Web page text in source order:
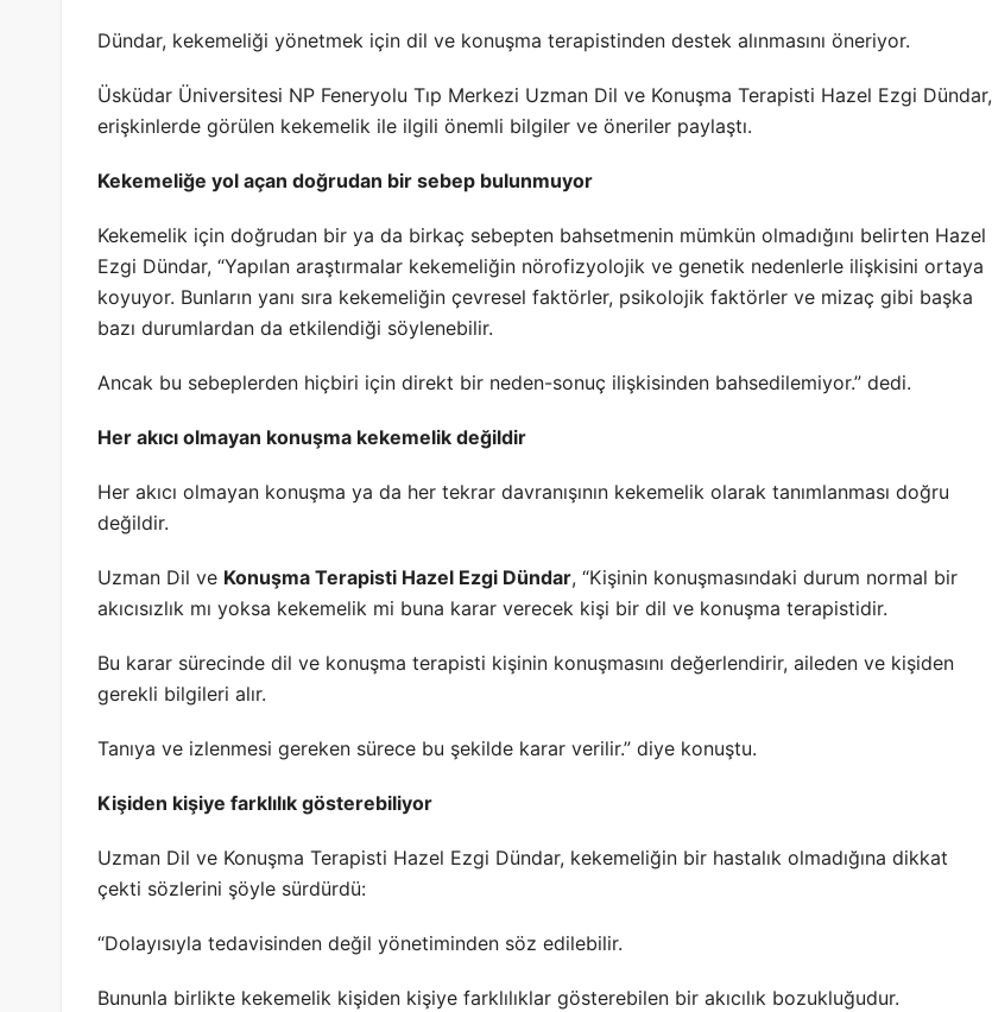
Dündar, kekemeliği yönetmek için dil ve konuşma terapistinden destek alınmasını öneriyor.
Üsküdar Üniversitesi NP Feneryolu Tıp Merkezi Uzman Dil ve Konuşma Terapisti Hazel Ezgi Dündar,
erişkinlerde görülen kekemelik ile ilgili önemli bilgiler ve öneriler paylaştı.
Kekemeliğe yol açan doğrudan bir sebep bulunmuyor
Kekemelik için doğrudan bir ya da birkaç sebepten bahsetmenin mümkün olmadığını belirten Hazel
Ezgi Dündar, “Yapılan araştırmalar kekemeliğin nörofizyolojik ve genetik nedenlerle ilişkisini ortaya
koyuyor. Bunların yanı sıra kekemeliğin çevresel faktörler, psikolojik faktörler ve mizaç gibi başka
bazı durumlardan da etkilendiği söylenebilir.
Ancak bu sebeplerden hiçbiri için direkt bir neden-sonuç ilişkisinden bahsedilemiyor.” dedi.
Her akıcı olmayan konuşma kekemelik değildir
Her akıcı olmayan konuşma ya da her tekrar davranışının kekemelik olarak tanımlanması doğru
değildir.
Uzman Dil ve Konuşma Terapisti Hazel Ezgi Dündar, “Kişinin konuşmasındaki durum normal bir
akıcısızlık mı yoksa kekemelik mi buna karar verecek kişi bir dil ve konuşma terapistidir.
Bu karar sürecinde dil ve konuşma terapisti kişinin konuşmasını değerlendirir, aileden ve kişiden
gerekli bilgileri alır.
Tanıya ve izlenmesi gereken sürece bu şekilde karar verilir.” diye konuştu.
Kişiden kişiye farklılık gösterebiliyor
Uzman Dil ve Konuşma Terapisti Hazel Ezgi Dündar, kekemeliğin bir hastalık olmadığına dikkat
çekti sözlerini şöyle sürdürdü:
“Dolayısıyla tedavisinden değil yönetiminden söz edilebilir.
Bununla birlikte kekemelik kişiden kişiye farklılıklar gösterebilen bir akıcılık bozukluğudur.